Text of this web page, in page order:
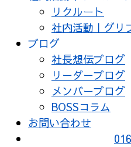
リクルート
社内活動｜グリ
ブログ
社長想伝ブログ
リーダーブログ
メンバーブログ
BOSSコラム
お問い合わせ